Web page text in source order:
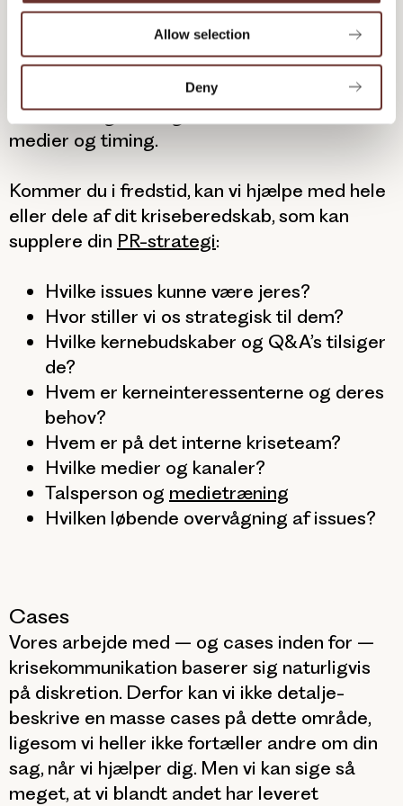
Allow selection
Deny
overblik og hurtige hænder, der kan
producere jeres svar på krisen. Her er fokus
på lynhurtigt at forstå krisens natur,
risikopotentiale, stakeholders og bedste
modsvar. Og at vælge de rette budskaber,
medier og timing.
Kommer du i fredstid, kan vi hjælpe med hele
eller dele af dit kriseberedskab, som kan
supplere din PR-strategi:
Hvilke issues kunne være jeres?
Hvor stiller vi os strategisk til dem?
Hvilke kernebudskaber og Q&A’s tilsiger
de?
Hvem er kerneinteressenterne og deres
behov?
Hvem er på det interne kriseteam?
Hvilke medier og kanaler?
Talsperson og medietræning
Hvilken løbende overvågning af issues?
Cases
Vores arbejde med – og cases inden for –
krisekommunikation baserer sig naturligvis
på diskretion. Derfor kan vi ikke detalje-
beskrive en masse cases på dette område,
ligesom vi heller ikke fortæller andre om din
sag, når vi hjælper dig. Men vi kan sige så
meget, at vi blandt andet har leveret